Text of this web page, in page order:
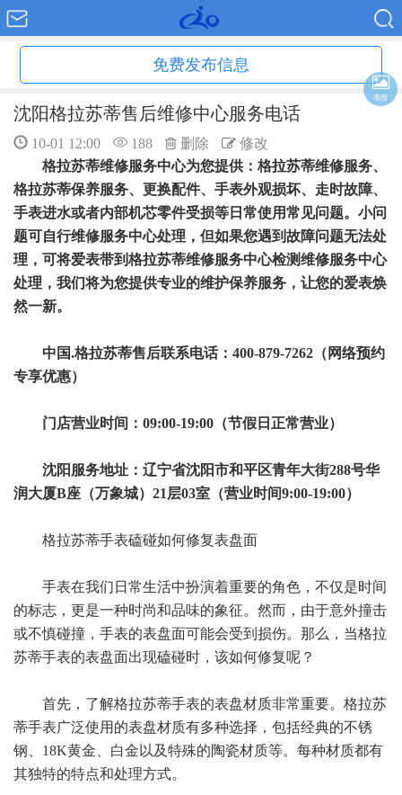
免费发布信息
沈阳格拉苏蒂售后维修中心服务电话
10-01 12:00 188 删除
修改
格拉苏蒂维修服务中心为您提供：格拉苏蒂维修服务、
格拉苏蒂保养服务、更换配件、手表外观损坏、走时故障、
手表进水或者内部机芯零件受损等日常使用常见问题。小问
题可自行维修服务中心处理，但如果您遇到故障问题无法处
理，可将爱表带到格拉苏蒂维修服务中心检测维修服务中心
处理，我们将为您提供专业的维护保养服务，让您的爱表焕
然一新。
中国.格拉苏蒂售后联系电话：400-879-7262（网络预约
专享优惠）
门店营业时间：09:00-19:00（节假日正常营业）
沈阳服务地址：辽宁省沈阳市和平区青年大街288号华
润大厦B座（万象城）21层03室（营业时间9:00-19:00）
格拉苏蒂手表磕碰如何修复表盘面
手表在我们日常生活中扮演着重要的角色，不仅是时间
的标志，更是一种时尚和品味的象征。然而，由于意外撞击
或不慎碰撞，手表的表盘面可能会受到损伤。那么，当格拉
苏蒂手表的表盘面出现磕碰时，该如何修复呢？
首先，了解格拉苏蒂手表的表盘材质非常重要。格拉苏
蒂手表广泛使用的表盘材质有多种选择，包括经典的不锈
钢、18K黄金、白金以及特殊的陶瓷材质等。每种材质都有
其独特的特点和处理方式。
海报